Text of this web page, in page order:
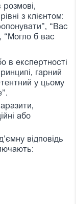
з клієнтом:
“Вас
“Могло б вас
в експертності
гарний
у цьому
або
відповідь